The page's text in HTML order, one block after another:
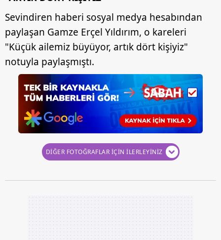
Sevindiren haberi sosyal medya hesabından
paylaşan Gamze Erçel Yıldırım, o kareleri
"Küçük ailemiz büyüyor, artık dört kişiyiz"
notuyla paylaşmıştı.
DİĞER FOTOĞRAFLAR İÇİN İLERLEYİNİZ